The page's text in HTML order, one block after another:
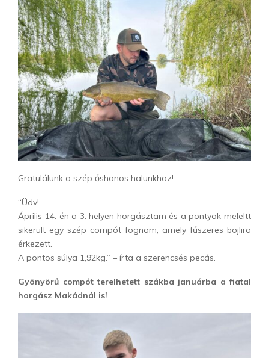
Gratulálunk a szép őshonos halunkhoz!
“Üdv!
Április 14.-én a 3. helyen horgásztam és a pontyok meleltt
sikerült egy szép compót fognom, amely fűszeres bojlira
érkezett.
A pontos súlya 1,92kg.” – írta a szerencsés pecás.
Gyönyörű compót terelhetett szákba januárba a fiatal
horgász Makádnál is!